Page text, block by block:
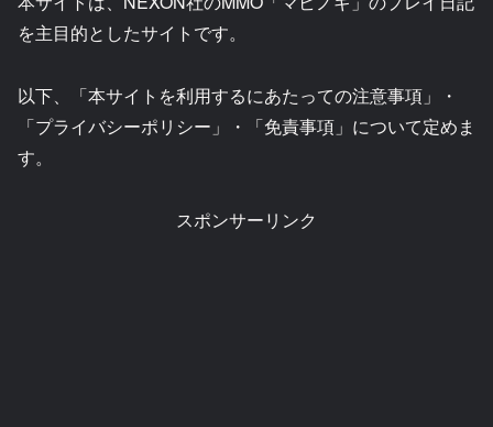
を主目的としたサイトです。
以下、「本サイトを利用するにあたっての注意事項」・
「プライバシーポリシー」・「免責事項」について定めま
す。
スポンサーリンク